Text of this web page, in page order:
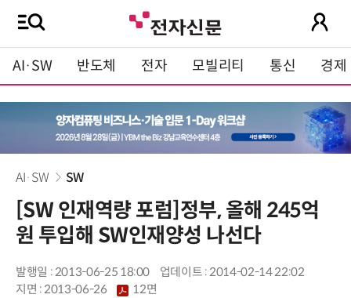
AI·SW 반도체 전자 모빌리티 통신 경제
AI·SW SW
[SW 인재역량 포럼]정부, 올해 245억
원 투입해 SW인재양성 나선다
발행일 : 2013-06-25 18:00
업데이트 : 2014-02-14 22:02
지면 :2013-06-26 12면